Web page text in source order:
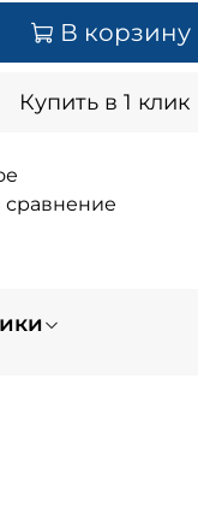
В корзину
Купить в 1 клик
сравнение